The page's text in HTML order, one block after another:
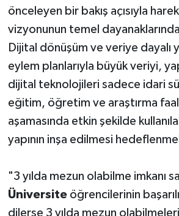
önceleyen bir bakış açısıyla
vizyonunun temel
Dijital dönüşüm ve veriye dayalı
eylem planlarıyla büyük veriyi,
dijital teknolojileri sadece idari
eğitim, öğretim ve araştırma
aşamasında etkin şekilde
yapının inşa edilmesi
"3 yılda mezun olabilme imkanı
Üniversiteöğrencilerinin
dilerse 3 yılda mezun